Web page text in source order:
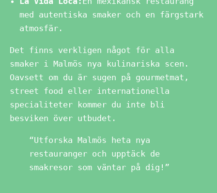
med autentiska smaker och en färgstark
atmosfär.
Det finns verkligen något för alla
smaker i Malmös nya kulinariska scen.
Oavsett om du är sugen på gourmetmat,
street food eller internationella
specialiteter kommer du inte bli
besviken över utbudet.
“Utforska Malmös heta nya
restauranger och upptäck de
smakresor som väntar på dig!”